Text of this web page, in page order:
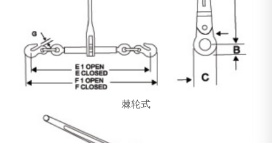
棘轮式